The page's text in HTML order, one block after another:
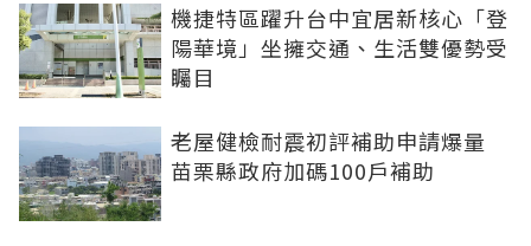
機捷特區躍升台中宜居新核心「登
陽華境」坐擁交通、生活雙優勢受
矚目
老屋健檢耐震初評補助申請爆量
苗栗縣政府加碼100戶補助